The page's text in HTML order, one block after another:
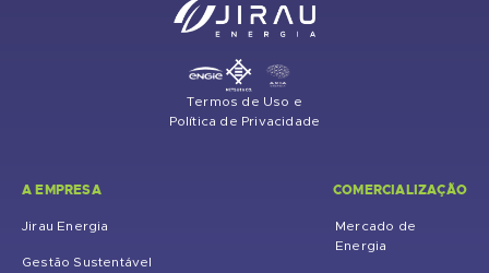
Termos de Uso e
Política de Privacidade
A EMPRESA
Jirau Energia
Gestão Sustentável
COMERCIALIZAÇÃO
Mercado de
Energia